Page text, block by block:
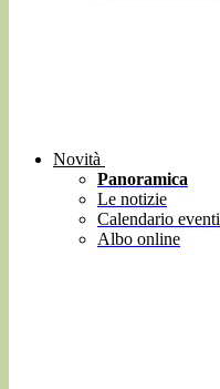
Novità
Panoramica
Le notizie
Calendario eventi
Albo online